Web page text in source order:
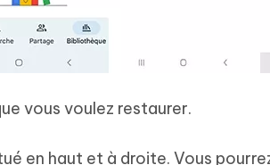
vous voulez restaurer.
en haut et à droite. Vous